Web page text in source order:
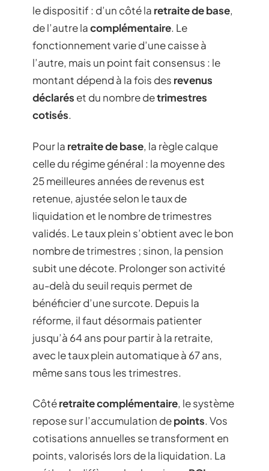
le dispositif : d’un côté la retraite de base,
de l’autre lacomplémentaire. Le
fonctionnement varie d’une caisse à
l’autre, mais un point fait consensus : le
montant dépend à la fois des revenus
déclarés et du nombre detrimestres
cotisés.
Pour la retraite de base, la règle calque
celle du régime général : la moyenne des
25 meilleures années de revenus est
retenue, ajustée selon le taux de
liquidation et le nombre de trimestres
validés. Le taux plein s’obtient avec le bon
nombre de trimestres ; sinon, la pension
subit une décote. Prolonger son activité
au-delà du seuil requis permet de
bénéficier d’une surcote. Depuis la
réforme, il faut désormais patienter
jusqu’à 64 ans pour partir à la retraite,
avec le taux plein automatique à 67 ans,
même sans tous les trimestres.
Côtéretraite complémentaire, le système
repose sur l’accumulation depoints. Vos
cotisations annuelles se transforment en
points, valorisés lors de la liquidation. La